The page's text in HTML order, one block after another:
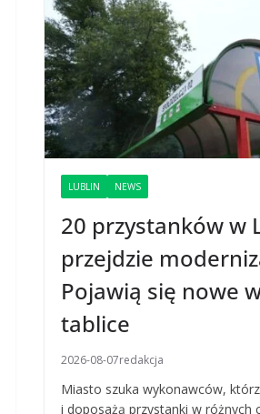
LUBLIN NEWS
20 przystanków w
przejdzie
Pojawią się nowe
tablice
2026-08-07redakcja
Miasto szuka wykonawców,
i doposażą przystanki w różnych